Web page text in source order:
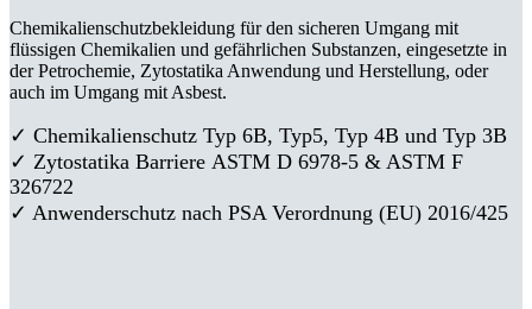
Chemikalienschutzbekleidung für den sicheren Umgang mit
flüssigen Chemikalien und gefährlichen Substanzen, eingesetzte in
der Petrochemie, Zytostatika Anwendung und Herstellung, oder
auch im Umgang mit Asbest.
✓ Chemikalienschutz Typ 6B, Typ5, Typ 4B und Typ 3B
✓ Zytostatika Barriere ASTM D 6978-5 & ASTM F
326722
✓ Anwenderschutz nach PSA Verordnung (EU) 2016/425